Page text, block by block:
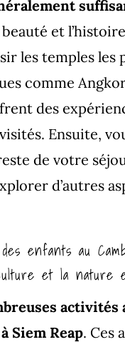
et
les temples les
comme
des
Ensuite,
de votre
d’autres
enfants au
et la nature
activités
Siem Reap. Ces